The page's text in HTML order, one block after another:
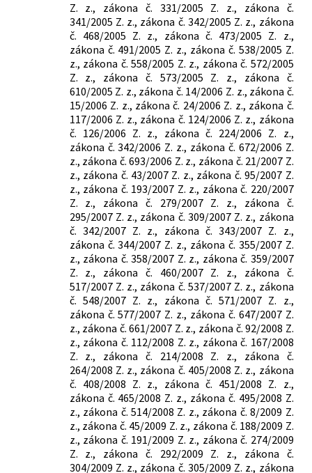
Z. z., zákona č. 331/2005 Z. z., zákona č.
341/2005 Z. z., zákona č. 342/2005 Z. z., zákona
č. 468/2005 Z. z., zákona č. 473/2005 Z. z.,
zákona č. 491/2005 Z. z., zákona č. 538/2005 Z.
z., zákona č. 558/2005 Z. z., zákona č. 572/2005
Z. z., zákona č. 573/2005 Z. z., zákona č.
610/2005 Z. z., zákona č. 14/2006 Z. z., zákona č.
15/2006 Z. z., zákona č. 24/2006 Z. z., zákona č.
117/2006 Z. z., zákona č. 124/2006 Z. z., zákona
č. 126/2006 Z. z., zákona č. 224/2006 Z. z.,
zákona č. 342/2006 Z. z., zákona č. 672/2006 Z.
z., zákona č. 693/2006 Z. z., zákona č. 21/2007 Z.
z., zákona č. 43/2007 Z. z., zákona č. 95/2007 Z.
z., zákona č. 193/2007 Z. z., zákona č. 220/2007
Z. z., zákona č. 279/2007 Z. z., zákona č.
295/2007 Z. z., zákona č. 309/2007 Z. z., zákona
č. 342/2007 Z. z., zákona č. 343/2007 Z. z.,
zákona č. 344/2007 Z. z., zákona č. 355/2007 Z.
z., zákona č. 358/2007 Z. z., zákona č. 359/2007
Z. z., zákona č. 460/2007 Z. z., zákona č.
517/2007 Z. z., zákona č. 537/2007 Z. z., zákona
č. 548/2007 Z. z., zákona č. 571/2007 Z. z.,
zákona č. 577/2007 Z. z., zákona č. 647/2007 Z.
z., zákona č. 661/2007 Z. z., zákona č. 92/2008 Z.
z., zákona č. 112/2008 Z. z., zákona č. 167/2008
Z. z., zákona č. 214/2008 Z. z., zákona č.
264/2008 Z. z., zákona č. 405/2008 Z. z., zákona
č. 408/2008 Z. z., zákona č. 451/2008 Z. z.,
zákona č. 465/2008 Z. z., zákona č. 495/2008 Z.
z., zákona č. 514/2008 Z. z., zákona č. 8/2009 Z.
z., zákona č. 45/2009 Z. z., zákona č. 188/2009 Z.
z., zákona č. 191/2009 Z. z., zákona č. 274/2009
Z. z., zákona č. 292/2009 Z. z., zákona č.
304/2009 Z. z., zákona č. 305/2009 Z. z., zákona